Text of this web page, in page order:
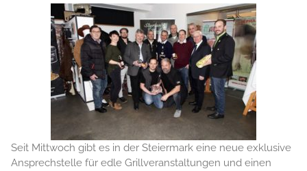
Seit Mittwoch gibt es in der Steiermark eine neue exklusive
Ansprechstelle für edle Grillveranstaltungen und einen